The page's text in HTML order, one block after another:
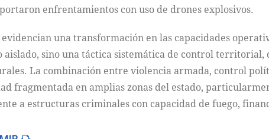
enfrentamientos con uso de drones explosivos.
una transformación en las capacidades
sino una táctica sistemática de control
La combinación entre violencia armada, control
fragmentada en amplias zonas del estado,
a estructuras criminales con capacidad de fuego,